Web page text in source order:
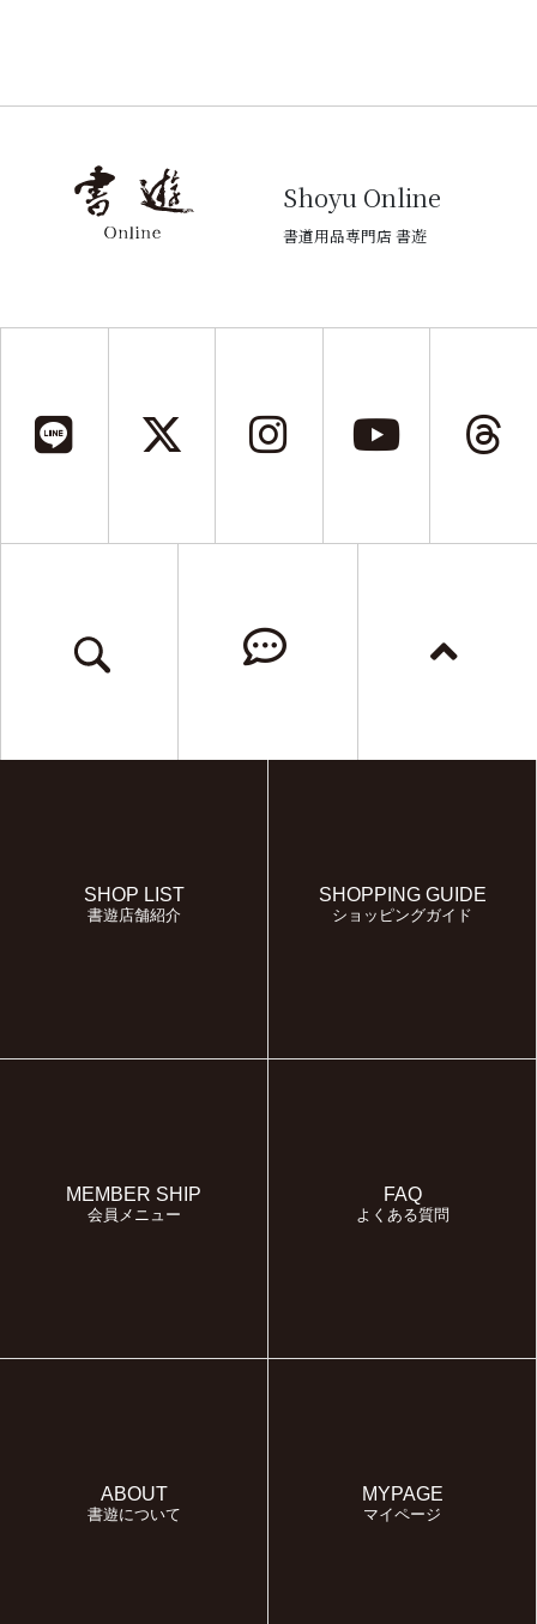
Shoyu Online
書道用品専門店 書遊
SHOP LIST
書遊店舗紹介
SHOPPING GUIDE
ショッピングガイド
MEMBER SHIP
会員メニュー
FAQ
よくある質問
ABOUT
書遊について
MYPAGE
マイページ